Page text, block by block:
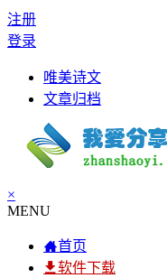
注册
登录
唯美诗文
文章归档
×
MENU
首页
软件下载